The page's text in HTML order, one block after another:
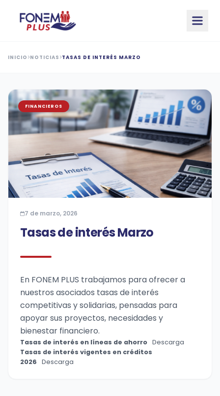
INICIO NOTICIAS TASAS DE INTERÉS MARZO
FINANCIEROS
7 de marzo, 2026
Tasas de interés Marzo
En FONEM PLUS trabajamos para ofrecer a
nuestros asociados tasas de interés
competitivas y solidarias, pensadas para
apoyar sus proyectos, necesidades y
bienestar financiero.
Tasas de interés en líneas de ahorro Descarga
Tasas de interés vigentes en créditos
2026
Descarga